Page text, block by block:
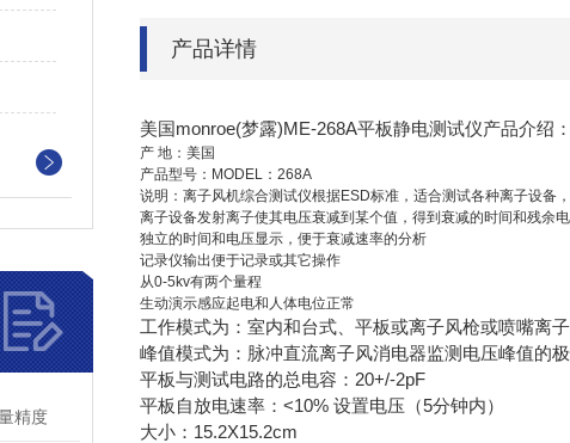
精度
产品详情
美国monroe(梦露)ME-268A平板静电测试仪产品介绍：
产 地：美国
产品型号：MODEL：268A
说明：离子风机综合测试仪根据ESD标准，适合测试各种离子设备
离子设备发射离子使其电压衰减到某个值，得到衰减的时间和残余
独立的时间和电压显示，便于衰减速率的分析
记录仪输出便于记录或其它操作
从0-5kv有两个量程
生动演示感应起电和人体电位正常
工作模式为：室内和台式、平板或离子风枪或喷嘴离
峰值模式为：脉冲直流离子风消电器监测电压峰值的
平板与测试电路的总电容：20+/-2pF
平板自放电速率：<10% 设置电压（5分钟内）
大小：15.2X15.2cm